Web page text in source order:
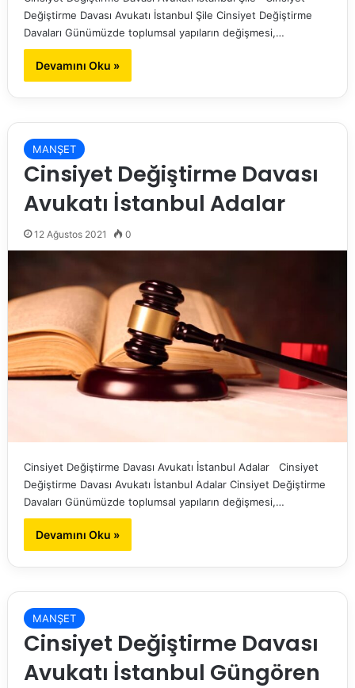
Değiştirme Davası Avukatı İstanbul Şile Cinsiyet Değiştirme
Davaları Günümüzde toplumsal yapıların değişmesi,…
Devamını Oku »
MANŞET
Cinsiyet Değiştirme Davası
Avukatı İstanbul Adalar
12 Ağustos 2021 0
Cinsiyet Değiştirme Davası Avukatı İstanbul Adalar Cinsiyet
Değiştirme Davası Avukatı İstanbul Adalar Cinsiyet Değiştirme
Davaları Günümüzde toplumsal yapıların değişmesi,…
Devamını Oku »
MANŞET
Cinsiyet Değiştirme Davası
Avukatı İstanbul Güngören